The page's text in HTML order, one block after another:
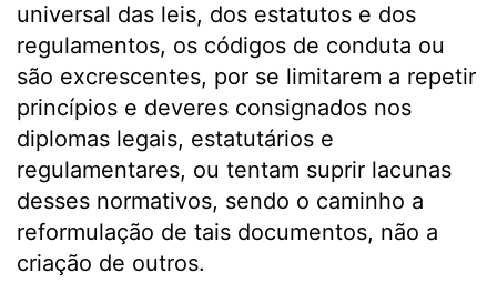
universal das leis, dos estatutos e dos
regulamentos, os códigos de conduta ou
são excrescentes, por se limitarem a repetir
princípios e deveres consignados nos
diplomas legais, estatutários e
regulamentares, ou tentam suprir lacunas
desses normativos, sendo o caminho a
reformulação de tais documentos, não a
criação de outros.